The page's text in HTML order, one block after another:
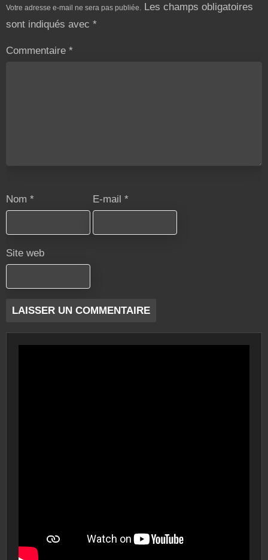
Votre adresse e-mail ne sera pas publiée. Les champs obligatoires
sont indiqués avec *
Commentaire *
Nom * E-mail *
Site web